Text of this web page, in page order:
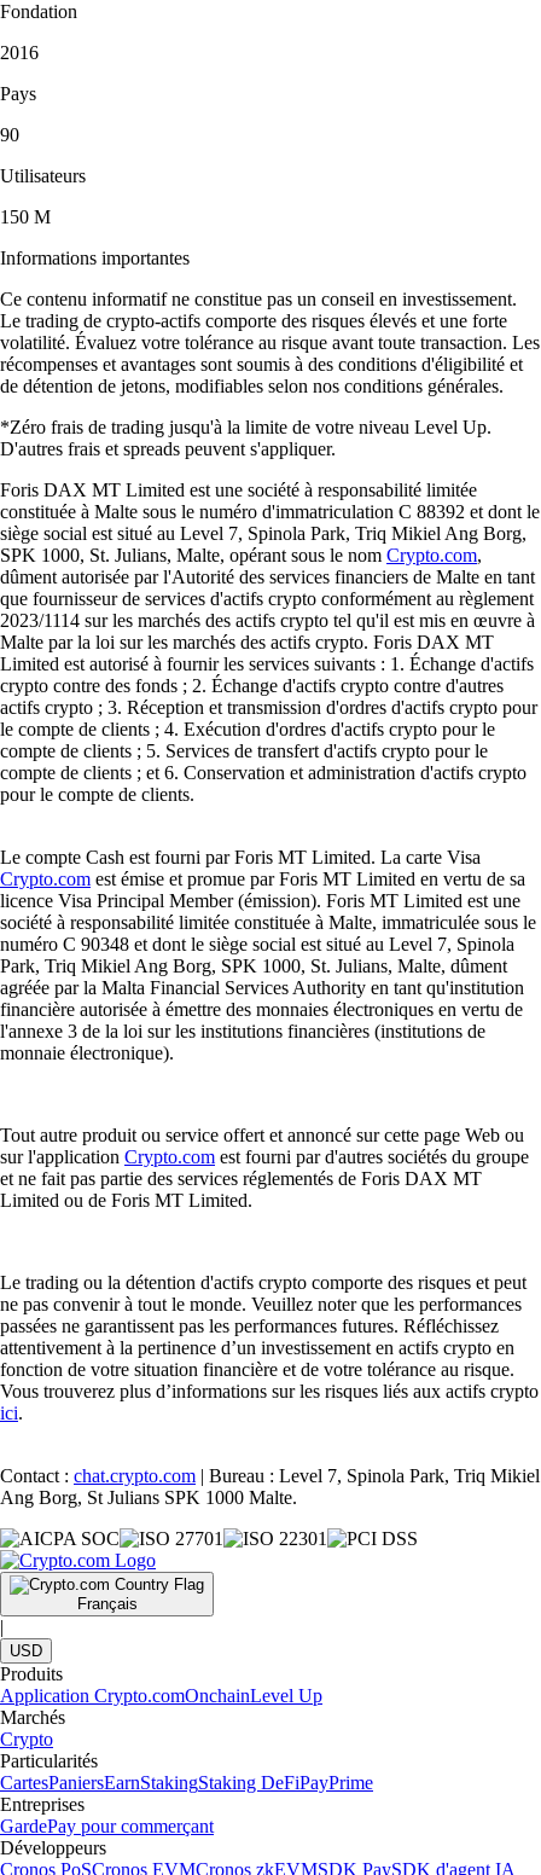
Fondation
2016
Pays
90
Utilisateurs
150 M
Informations importantes
Ce contenu informatif ne constitue pas un conseil en investissement.
Le trading de crypto-actifs comporte des risques élevés et une forte
volatilité. Évaluez votre tolérance au risque avant toute transaction. Les
récompenses et avantages sont soumis à des conditions d'éligibilité et
de détention de jetons, modifiables selon nos conditions générales.
*Zéro frais de trading jusqu'à la limite de votre niveau Level Up.
D'autres frais et spreads peuvent s'appliquer.
Foris DAX MT Limited est une société à responsabilité limitée
constituée à Malte sous le numéro d'immatriculation C 88392 et dont le
siège social est situé au Level 7, Spinola Park, Triq Mikiel Ang Borg,
SPK 1000, St. Julians, Malte, opérant sous le nom Crypto.com,
dûment autorisée par l'Autorité des services financiers de Malte en tant
que fournisseur de services d'actifs crypto conformément au règlement
2023/1114 sur les marchés des actifs crypto tel qu'il est mis en œuvre à
Malte par la loi sur les marchés des actifs crypto. Foris DAX MT
Limited est autorisé à fournir les services suivants : 1. Échange d'actifs
crypto contre des fonds ; 2. Échange d'actifs crypto contre d'autres
actifs crypto ; 3. Réception et transmission d'ordres d'actifs crypto pour
le compte de clients ; 4. Exécution d'ordres d'actifs crypto pour le
compte de clients ; 5. Services de transfert d'actifs crypto pour le
compte de clients ; et 6. Conservation et administration d'actifs crypto
pour le compte de clients.
Le compte Cash est fourni par Foris MT Limited. La carte Visa
Crypto.com est émise et promue par Foris MT Limited en vertu de sa
licence Visa Principal Member (émission). Foris MT Limited est une
société à responsabilité limitée constituée à Malte, immatriculée sous le
numéro C 90348 et dont le siège social est situé au Level 7, Spinola
Park, Triq Mikiel Ang Borg, SPK 1000, St. Julians, Malte, dûment
agréée par la Malta Financial Services Authority en tant qu'institution
financière autorisée à émettre des monnaies électroniques en vertu de
l'annexe 3 de la loi sur les institutions financières (institutions de
monnaie électronique).
Tout autre produit ou service offert et annoncé sur cette page Web ou
sur l'application Crypto.com est fourni par d'autres sociétés du groupe
et ne fait pas partie des services réglementés de Foris DAX MT
Limited ou de Foris MT Limited.
Le trading ou la détention d'actifs crypto comporte des risques et peut
ne pas convenir à tout le monde. Veuillez noter que les performances
passées ne garantissent pas les performances futures. Réfléchissez
attentivement à la pertinence d’un investissement en actifs crypto en
fonction de votre situation financière et de votre tolérance au risque.
Vous trouverez plus d’informations sur les risques liés aux actifs crypto
ici.
Contact : chat.crypto.com | Bureau : Level 7, Spinola Park, Triq Mikiel
Ang Borg, St Julians SPK 1000 Malte.
Français
|
USD
Produits
Application Crypto.comOnchainLevel Up
Marchés
Crypto
Particularités
CartesPaniersEarnStakingStaking DeFiPayPrime
Entreprises
GardePay pour commerçant
Développeurs
Cronos PoSCronos EVMCronos zkEVMSDK PaySDK d'agent IA